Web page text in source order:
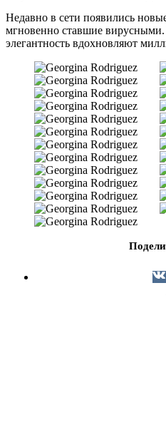
Недавно в сети появились
мгновенно ставшие вирусными.
элегантность вдохновляют